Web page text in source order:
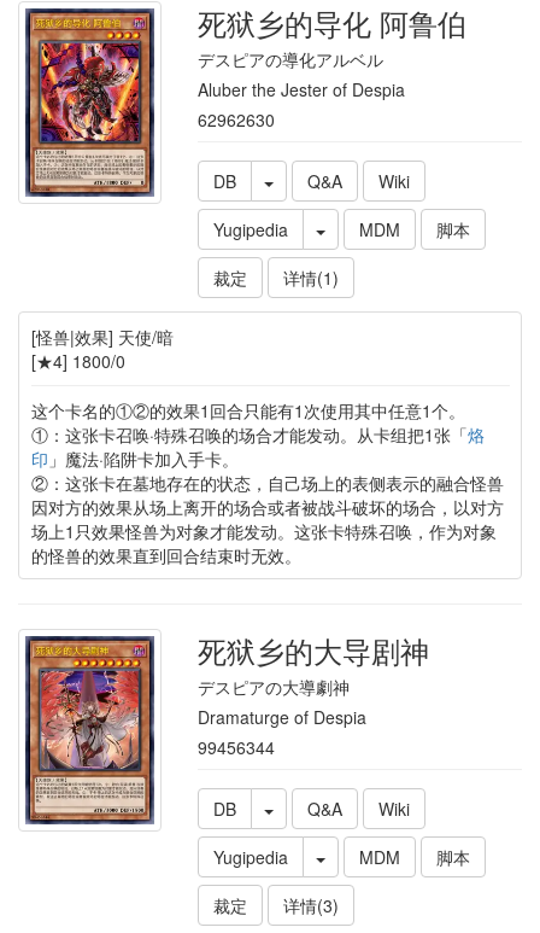
死狱乡的导化 阿鲁伯
デスピアの導化アルベル
Aluber the Jester of Despia
62962630
DB Q&A
Wiki
Yugipedia
MDM
脚本
裁定
详情(1)
[怪兽|效果] 天使/暗
[★4] 1800/0
这个卡名的①②的效果1回合只能有1次使用其中任意1个。
①：这张卡召唤·特殊召唤的场合才能发动。从卡组把1张「烙
印 」魔法·陷阱卡加入手卡。
②：这张卡在墓地存在的状态，自己场上的表侧表示的融合怪兽
因对方的效果从场上离开的场合或者被战斗破坏的场合，以对方
场上1只效果怪兽为对象才能发动。这张卡特殊召唤，作为对象
的怪兽的效果直到回合结束时无效。
死狱乡的大导剧神
デスピアの大導劇神
Dramaturge of Despia
99456344
DB Q&A
Wiki
Yugipedia
MDM
脚本
裁定
详情(3)